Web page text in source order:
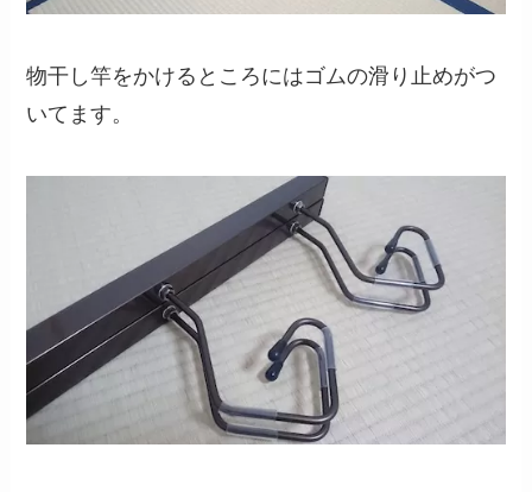
物干し竿をかけるところにはゴムの滑り止めがつ
いてます。